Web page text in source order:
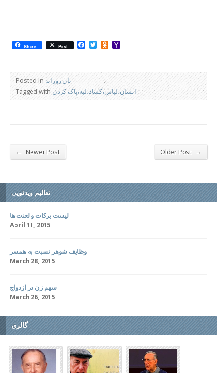
Share Post Facebook
TwitterOdnoklassniki
Posted in نان روزانه
Tagged withانسان،لباس،گشاد،لبه،پاک کردن
← Newer Post Older Post →
تعالیم ویدئویی
لیست برکات و لعنت ها
April 11, 2015
وظایف شوهر نسبت به همسر
March 28, 2015
سهم زن در ازدواج
March 26, 2015
گالری